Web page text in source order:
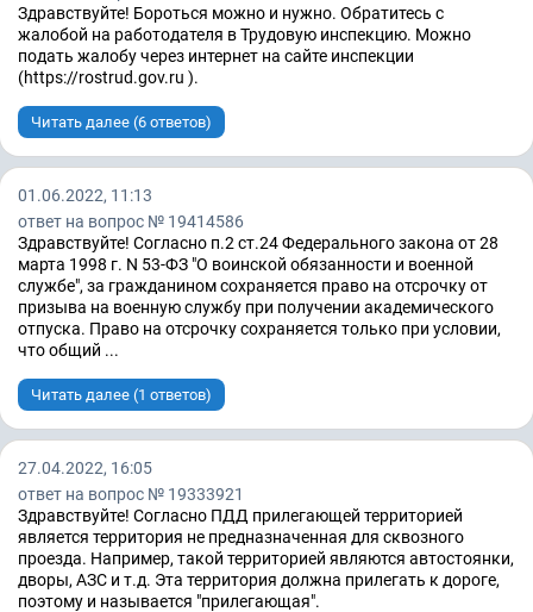
Здравствуйте! Бороться можно и нужно. Обратитесь с
жалобой на работодателя в Трудовую инспекцию. Можно
подать жалобу через интернет на сайте инспекции
(https://rostrud.gov.ru ).
Читать далее (6 ответов)
01.06.2022, 11:13
ответ на вопрос № 19414586
Здравствуйте! Согласно п.2 ст.24 Федерального закона от 28
марта 1998 г. N 53-ФЗ "О воинской обязанности и военной
службе", за гражданином сохраняется право на отсрочку от
призыва на военную службу при получении академического
отпуска. Право на отсрочку сохраняется только при условии,
что общий ...
Читать далее (1 ответов)
27.04.2022, 16:05
ответ на вопрос № 19333921
Здравствуйте! Согласно ПДД прилегающей территорией
является территория не предназначенная для сквозного
проезда. Например, такой территорией являются автостоянки,
дворы, АЗС и т.д. Эта территория должна прилегать к дороге,
поэтому и называется "прилегающая".